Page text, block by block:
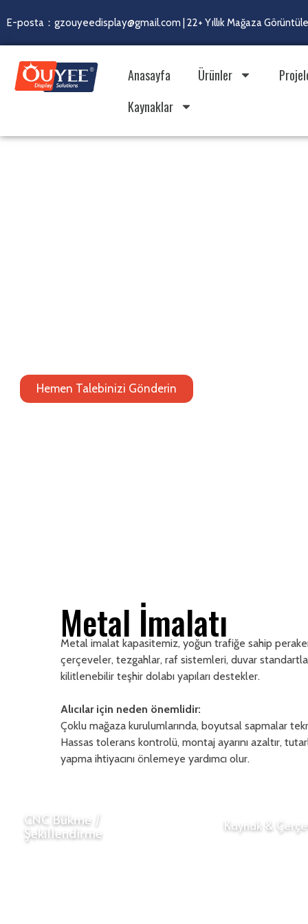
E-posta：gzouyeedisplay@gmail.com | 22+ Yıllık Mağaza
Anasayfa Ürünler
Kaynaklar
Hemen Talebinizi Gönderin
Metal İmalatı
Metal imalat kapasitemiz, yoğun trafiğe sahip
çerçeveler, tezgahlar, raf sistemleri, duvar
kilitlenebilir teşhir dolabı yapıları destekler.
Alıcılar için neden önemlidir:
Çoklu mağaza kurulumlarında, boyutsal sapmalar
Hassas tolerans kontrolü, montaj ayarını azaltır,
yapma ihtiyacını önlemeye yardımcı olur.
CNC Bükme /
Şekillendirme Kaynak &